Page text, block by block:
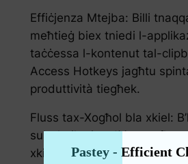
Effiċjenza Mtejba: Billi
meħtieġ biex tniedi l-
taċċessa l-kontenut tal-
Access Hotkeys jagħtu
produttività tiegħek.
Fluss tax-Xogħol bla xkiel:
subgħajk, tista ‘żżomm
xkiel mingħajrPastey - Efficient